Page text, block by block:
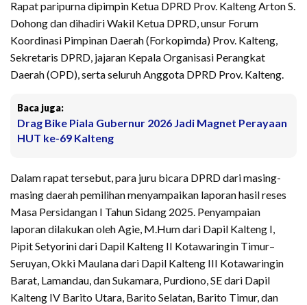
Rapat paripurna dipimpin Ketua DPRD Prov. Kalteng Arton S.
Dohong dan dihadiri Wakil Ketua DPRD, unsur Forum
Koordinasi Pimpinan Daerah (Forkopimda) Prov. Kalteng,
Sekretaris DPRD, jajaran Kepala Organisasi Perangkat
Daerah (OPD), serta seluruh Anggota DPRD Prov. Kalteng.
Baca juga:
Drag Bike Piala Gubernur 2026 Jadi Magnet Perayaan
HUT ke-69 Kalteng
Dalam rapat tersebut, para juru bicara DPRD dari masing-
masing daerah pemilihan menyampaikan laporan hasil reses
Masa Persidangan I Tahun Sidang 2025. Penyampaian
laporan dilakukan oleh Agie, M.Hum dari Dapil Kalteng I,
Pipit Setyorini dari Dapil Kalteng II Kotawaringin Timur–
Seruyan, Okki Maulana dari Dapil Kalteng III Kotawaringin
Barat, Lamandau, dan Sukamara, Purdiono, SE dari Dapil
Kalteng IV Barito Utara, Barito Selatan, Barito Timur, dan